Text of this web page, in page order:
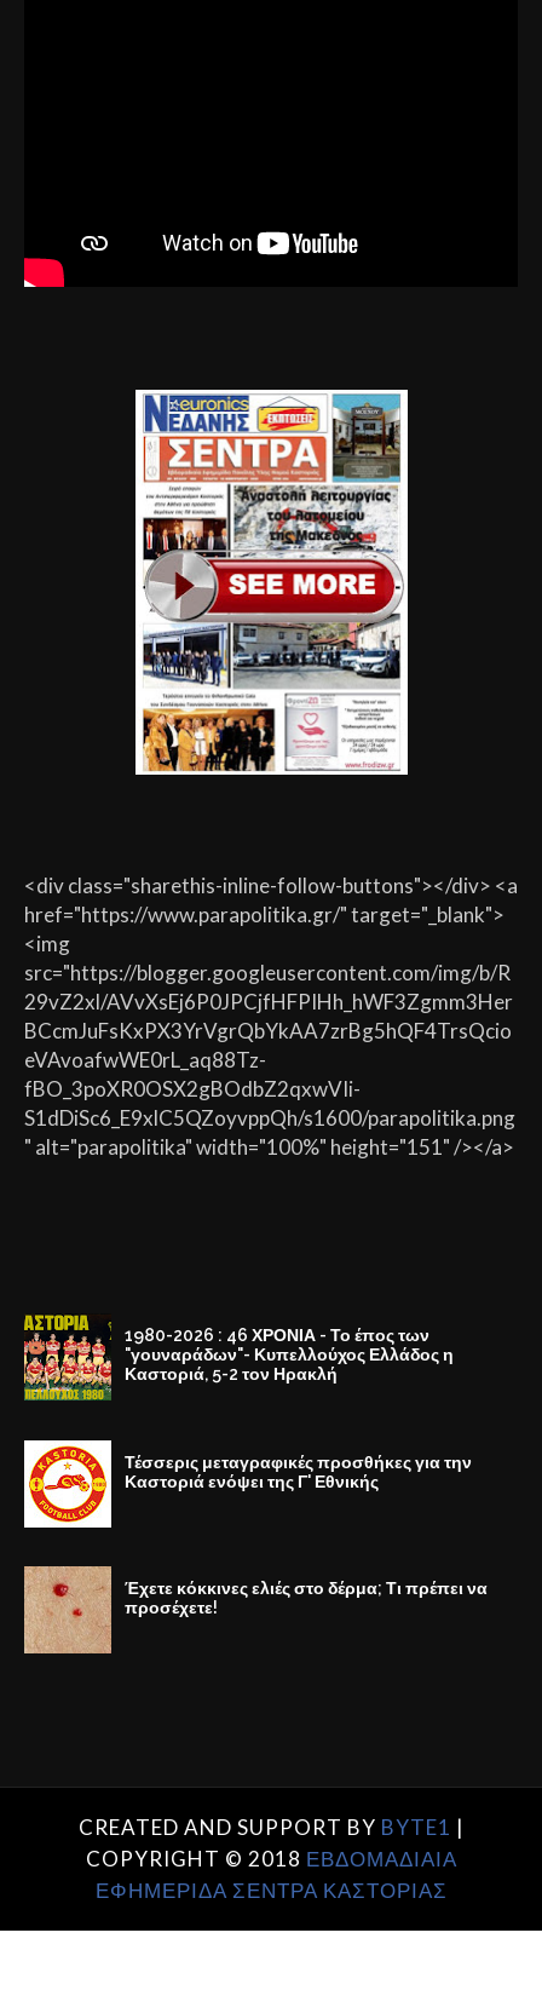
<div class="sharethis-inline-follow-buttons"></div> <a
href="https://www.parapolitika.gr/" target="_blank">
<img
src="https://blogger.googleusercontent.com/img/b/R
29vZ2xl/AVvXsEj6P0JPCjfHFPIHh_hWF3Zgmm3Her
BCcmJuFsKxPX3YrVgrQbYkAA7zrBg5hQF4TrsQcio
eVAvoafwWE0rL_aq88Tz-
fBO_3poXR0OSX2gBOdbZ2qxwVIi-
S1dDiSc6_E9xlC5QZoyvppQh/s1600/parapolitika.png
" alt="parapolitika" width="100%" height="151" /></a>
1980-2026 : 46 ΧΡΟΝΙΑ - Το έπος των
"γουναράδων"- Κυπελλούχος Ελλάδος η
Καστοριά, 5-2 τον Ηρακλή
Τέσσερις μεταγραφικές προσθήκες για την
Καστοριά ενόψει της Γ' Εθνικής
Έχετε κόκκινες ελιές στο δέρμα; Τι πρέπει να
προσέχετε!
CREATED AND SUPPORT BY BYTE1 |
COPYRIGHT © 2018 ΕΒΔΟΜΑΔΙΑΙΑ
ΕΦΗΜΕΡΙΔΑ ΣΕΝΤΡΑ ΚΑΣΤΟΡΙΑΣ